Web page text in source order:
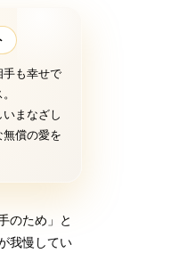
手も幸せで
まなざし
償の愛を
のため」と
我慢してい